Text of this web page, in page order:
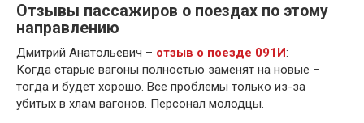
Отзывы пассажиров о поездах по этому
направлению
Дмитрий Анатольевич – отзыв о поезде 091И:
Когда старые вагоны полностью заменят на новые –
тогда и будет хорошо. Все проблемы только из-за
убитых в хлам вагонов. Персонал молодцы.